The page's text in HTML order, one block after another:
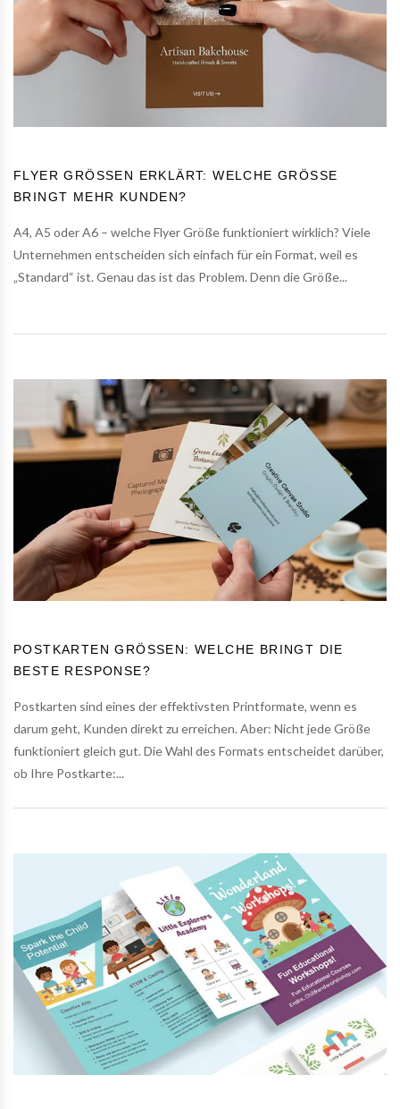
FLYER GRÖSSEN ERKLÄRT: WELCHE GRÖSSE BR
INGT MEHR KUNDEN?
A4, A5 oder A6 – welche Flyer Größe funktioniert wirklich? Viele
Unternehmen entscheiden sich einfach für ein Format, weil es
„Standard“ ist. Genau das ist das Problem. Denn die Größe...
POSTKARTEN GRÖSSEN: WELCHE BRINGT DIE B
ESTE RESPONSE?
Postkarten sind eines der effektivsten Printformate, wenn es
darum geht, Kunden direkt zu erreichen. Aber: Nicht jede Größe
funktioniert gleich gut. Die Wahl des Formats entscheidet darüber,
ob Ihre Postkarte:...